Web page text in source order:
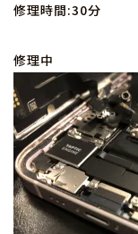
修理時間:30分
修理中